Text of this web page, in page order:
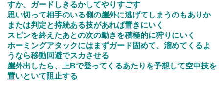
すか、ガードしきるかしてやりすごす
思い切って相手のいる側の崖外に逃げてしまうのもありか
または判定と持続ある技があれば置きにいく
スピンを終えたあとの次の動きを積極的に狩りにいく
ホーミングアタックにはまずガード固めて、溜めてくるよ
うなら移動回避でスカさせる
崖外出したら、上Bで登ってくるあたりを予想して空中技を
置いといて阻止する